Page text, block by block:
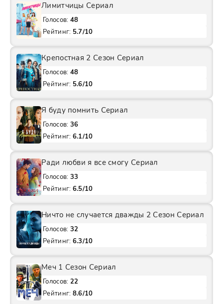
Лимитчицы Сериал
Голосов: 48
Рейтинг: 5.7/10
Крепостная 2 Сезон Сериал
Голосов: 48
Рейтинг: 5.6/10
Я буду помнить Сериал
Голосов: 36
Рейтинг: 6.1/10
Ради любви я все смогу Сериал
Голосов: 33
Рейтинг: 6.5/10
Ничто не случается дважды 2 Сезон Сериал
Голосов: 32
Рейтинг: 6.3/10
Меч 1 Сезон Сериал
Голосов: 22
Рейтинг: 8.6/10